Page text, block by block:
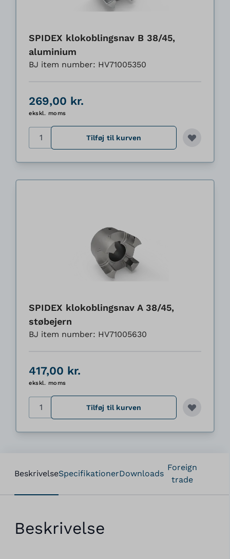
SPIDEX klokoblingsnav B 38/45,
aluminium
BJ item number: HV71005350
269,00 kr.
ekskl. moms
Antal Tilføj til kurven
SPIDEX klokoblingsnav A 38/45,
støbejern
BJ item number: HV71005630
417,00 kr.
ekskl. moms
Antal Tilføj til kurven
BeskrivelseSpecifikationerDownloads
Foreign
trade
Beskrivelse